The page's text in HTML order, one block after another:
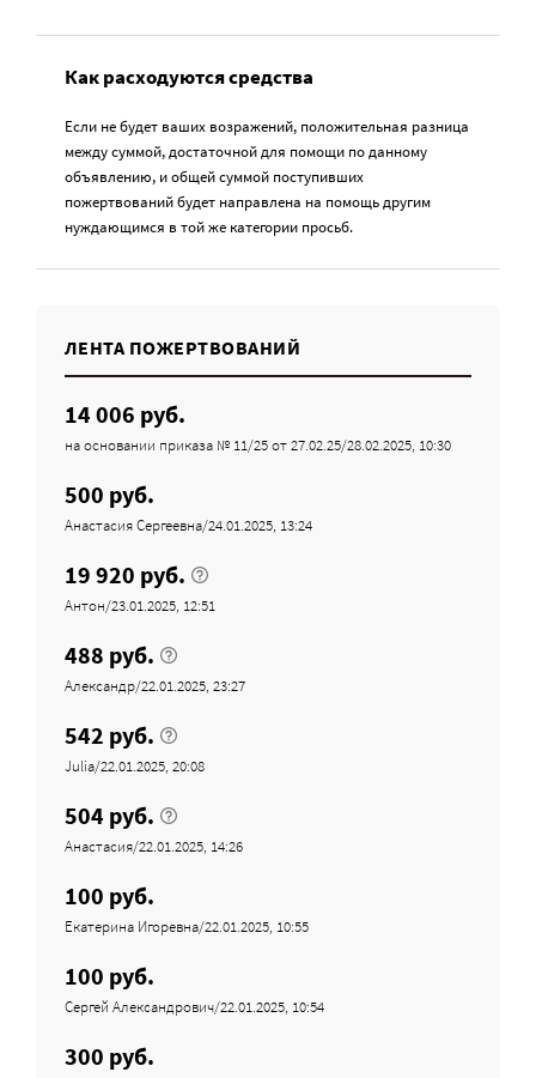
Как расходуются средства
Если не будет ваших возражений, положительная разница
между суммой, достаточной для помощи по данному
объявлению, и общей суммой поступивших
пожертвований будет направлена на помощь другим
нуждающимся в той же категории просьб.
ЛЕНТА ПОЖЕРТВОВАНИЙ
14 006 руб.
на основании приказа № 11/25 от 27.02.25/28.02.2025, 10:30
500 руб.
Анастасия Сергеевна/24.01.2025, 13:24
19 920 руб.
Антон/23.01.2025, 12:51
488 руб.
Александр/22.01.2025, 23:27
542 руб.
Julia/22.01.2025, 20:08
504 руб.
Анастасия/22.01.2025, 14:26
100 руб.
Екатерина Игоревна/22.01.2025, 10:55
100 руб.
Сергей Александрович/22.01.2025, 10:54
300 руб.